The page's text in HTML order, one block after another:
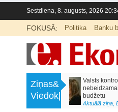
Sestdiena, 8. augusts, 2026
FOKUSĀ: Politika Banku
Ziņas&
Viedokļi
rosina reformēt
vecāku pabalstu
Kā